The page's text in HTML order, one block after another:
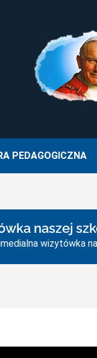
PEDAGOGICZNA
naszej
wizytówka